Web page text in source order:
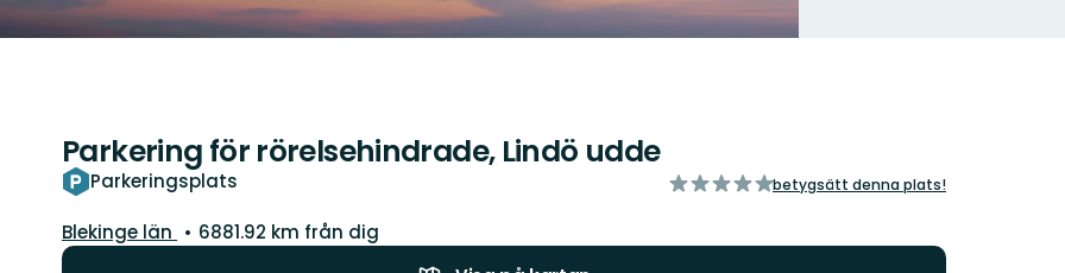
Parkering för rörelsehindrade, Lindö udde
Parkeringsplats
av
betygsätt denna plats!
Län:
Blekinge län
6881.92 km från dig